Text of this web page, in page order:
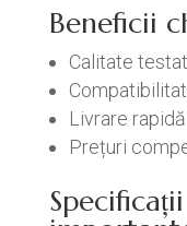
Beneficii
Calitate
Livrare
Prețuri